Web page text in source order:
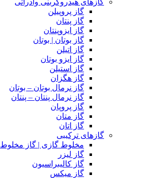
گازهای هیدروکربنی وادراتی
گاز پروپیلن
گاز پنتان
گاز ایزوپنتان
گاز بوتان | بوتان
گاز اتیلن
گاز ایزو بوتان
گاز استیلن
گاز هگزان
گاز نرمال بوتان – بوتان
گاز نرمال پنتان – پنتان
گاز پروپان
گاز متان
گاز اتان
گازهای ترکیبی
مخلوط گازی | گاز مخلوط
گاز لیزر
گاز کالیبراسیون
گاز میکس